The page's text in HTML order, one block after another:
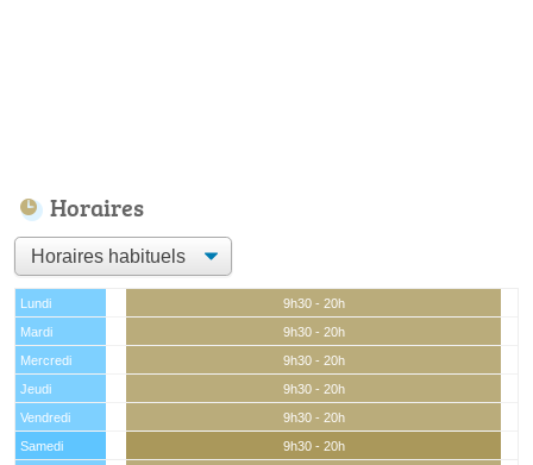
Horaires
Lundi
9h30 - 20h
Mardi
9h30 - 20h
Mercredi
9h30 - 20h
Jeudi
9h30 - 20h
Vendredi
9h30 - 20h
Samedi
9h30 - 20h